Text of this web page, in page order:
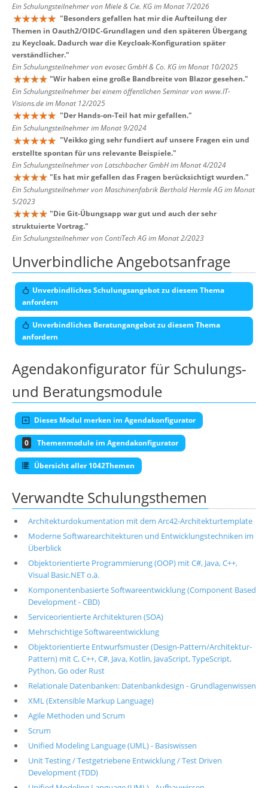
Ein Schulungsteilnehmer von Miele & Cie. KG im Monat 7/2026
"Besonders gefallen hat mir die Aufteilung der
Themen in Oauth2/OIDC-Grundlagen und den späteren Übergang
zu Keycloak. Dadurch war die Keycloak-Konfiguration später
verständlicher."
Ein Schulungsteilnehmer von evosec GmbH & Co. KG im Monat 10/2025
"Wir haben eine große Bandbreite von Blazor gesehen."
Ein Schulungsteilnehmer bei einem öffentlichen Seminar von www.IT-
Visions.de im Monat 12/2025
"Der Hands-on-Teil hat mir gefallen."
Ein Schulungsteilnehmer im Monat 9/2024
"Veikko ging sehr fundiert auf unsere Fragen ein und
erstellte spontan für uns relevante Beispiele."
Ein Schulungsteilnehmer von Latschbacher GmbH im Monat 4/2024
"Es hat mir gefallen das Fragen berücksichtigt wurden."
Ein Schulungsteilnehmer von Maschinenfabrik Berthold Hermle AG im Monat
5/2023
"Die Git-Übungsapp war gut und auch der sehr
struktuierte Vortrag."
Ein Schulungsteilnehmer von ContiTech AG im Monat 2/2023
Unverbindliche Angebotsanfrage
Unverbindliches Schulungsangebot zu diesem Thema
anfordern
Unverbindliches Beratungangebot zu diesem Thema
anfordern
Agendakonfigurator für Schulungs-
und Beratungsmodule
Dieses Modul merken im Agendakonfigurator
0 Themenmodule im Agendakonfigurator
Übersicht aller 1042Themen
Verwandte Schulungsthemen
Architekturdokumentation mit dem Arc42-Architekturtemplate
Moderne Softwarearchitekturen und Entwicklungstechniken im
Überblick
Objektorientierte Programmierung (OOP) mit C#, Java, C++,
Visual Basic.NET o.ä.
Komponentenbasierte Softwareentwicklung (Component Based
Development - CBD)
Serviceorientierte Architekturen (SOA)
Mehrschichtige Softwareentwicklung
Objektorientierte Entwurfsmuster (Design-Pattern/Architektur-
Pattern) mit C, C++, C#, Java, Kotlin, JavaScript, TypeScript,
Python, Go oder Rust
Relationale Datenbanken: Datenbankdesign - Grundlagenwissen
XML (Extensible Markup Language)
Agile Methoden und Scrum
Scrum
Unified Modeling Language (UML) - Basiswissen
Unit Testing / Testgetriebene Entwicklung / Test Driven
Development (TDD)